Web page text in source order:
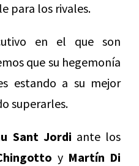
para los rivales.
en el que son
que su hegemonía
estando a su mejor
superarles.
Sant Jordi ante los
y Martín Di